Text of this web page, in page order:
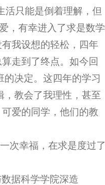
活只能是倒着理解，但
，有幸进入了求是数学
我设想的轻松，四年
走到了终点。如今回
决定。这四年的学习
，教会了我理性，甚至
爱的同学，他们的教
次幸福，在求是度过了
据科学学院深造